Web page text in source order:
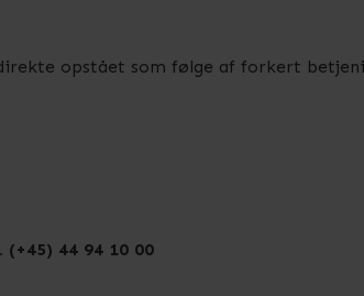
opstået som følge af forkert
(+45) 44 94 10 00